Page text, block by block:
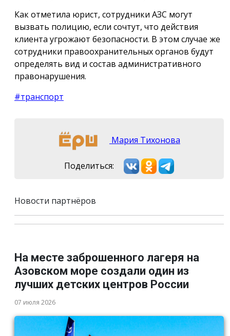
Как отметила юрист, сотрудники АЗС могут
вызвать полицию, если сочтут, что действия
клиента угрожают безопасности. В этом случае же
сотрудники правоохранительных органов будут
определять вид и состав административного
правонарушения.
#транспорт
Мария Тихонова
Поделиться:
Новости партнёров
На месте заброшенного лагеря на
Азовском море создали один из
лучших детских центров России
07 июля 2026